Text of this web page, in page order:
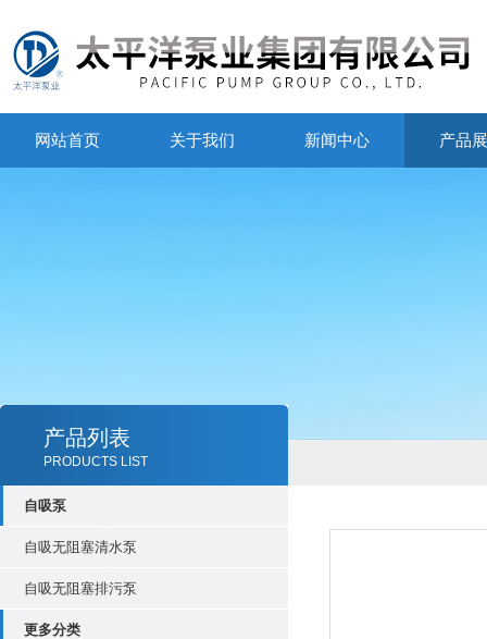
网站首页 关于我们 新闻中心 产品
产品列表
PRODUCTS LIST
自吸泵
自吸无阻塞清水泵
自吸无阻塞排污泵
更多分类